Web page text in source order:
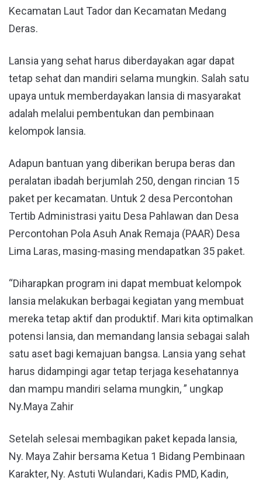
Kecamatan Laut Tador dan Kecamatan Medang
Deras.
Lansia yang sehat harus diberdayakan agar dapat
tetap sehat dan mandiri selama mungkin. Salah satu
upaya untuk memberdayakan lansia di masyarakat
adalah melalui pembentukan dan pembinaan
kelompok lansia.
Adapun bantuan yang diberikan berupa beras dan
peralatan ibadah berjumlah 250, dengan rincian 15
paket per kecamatan. Untuk 2 desa Percontohan
Tertib Administrasi yaitu Desa Pahlawan dan Desa
Percontohan Pola Asuh Anak Remaja (PAAR) Desa
Lima Laras, masing-masing mendapatkan 35 paket.
“Diharapkan program ini dapat membuat kelompok
lansia melakukan berbagai kegiatan yang membuat
mereka tetap aktif dan produktif. Mari kita optimalkan
potensi lansia, dan memandang lansia sebagai salah
satu aset bagi kemajuan bangsa. Lansia yang sehat
harus didampingi agar tetap terjaga kesehatannya
dan mampu mandiri selama mungkin, ” ungkap
Ny.Maya Zahir
Setelah selesai membagikan paket kepada lansia,
Ny. Maya Zahir bersama Ketua 1 Bidang Pembinaan
Karakter, Ny. Astuti Wulandari, Kadis PMD, Kadin,